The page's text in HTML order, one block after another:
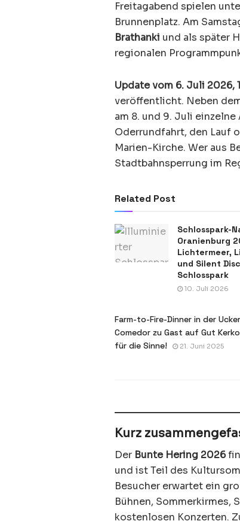
Freitagabend spielen
Brunnenplatz. Am
Brathanki und als später
regionalen
Update vom 6. Juli 2026,
veröffentlicht. Neben
am 8. und 9. Juli
Oderrundfahrt, den Lauf
Marien-Kirche. Wer aus
Stadtbahnsperrung im
Related Post
Schlosspark-
Oranienburg
Lichtermeer,
und Silent
Schlosspark
10. Juli 2026
Farm-to-Fire-Dinner in der
Comedor zu Gast auf Gut
für die Sinne!
21. Juni 2025
Kurz
Der Bunte Hering 2026
und ist Teil des
Besucher erwartet ein
Bühnen, Sommerkirmes,
kostenlosen Konzerten.